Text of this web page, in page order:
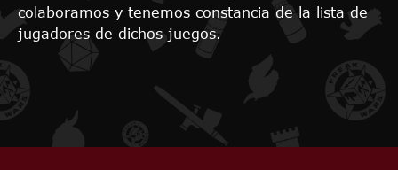
colaboramos y tenemos constancia de la lista de
jugadores de dichos juegos.